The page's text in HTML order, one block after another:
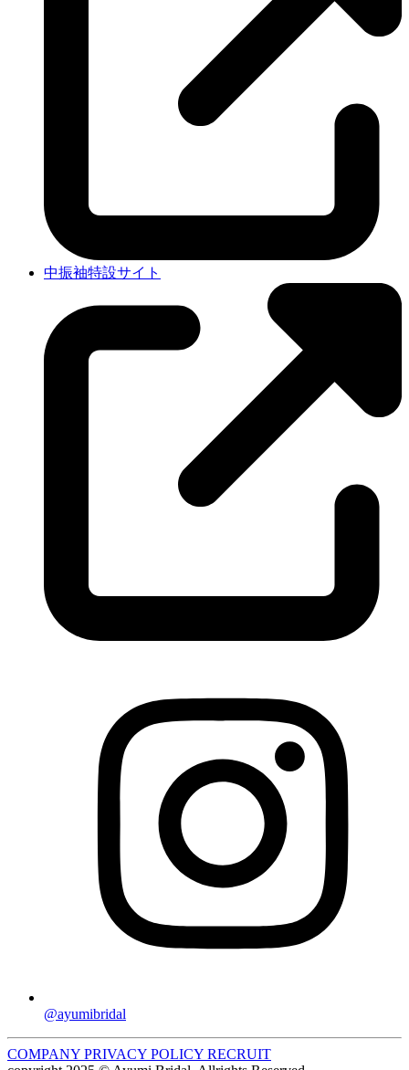
中振袖特設サイト
@ayumibridal
COMPANY PRIVACY POLICY RECRUIT